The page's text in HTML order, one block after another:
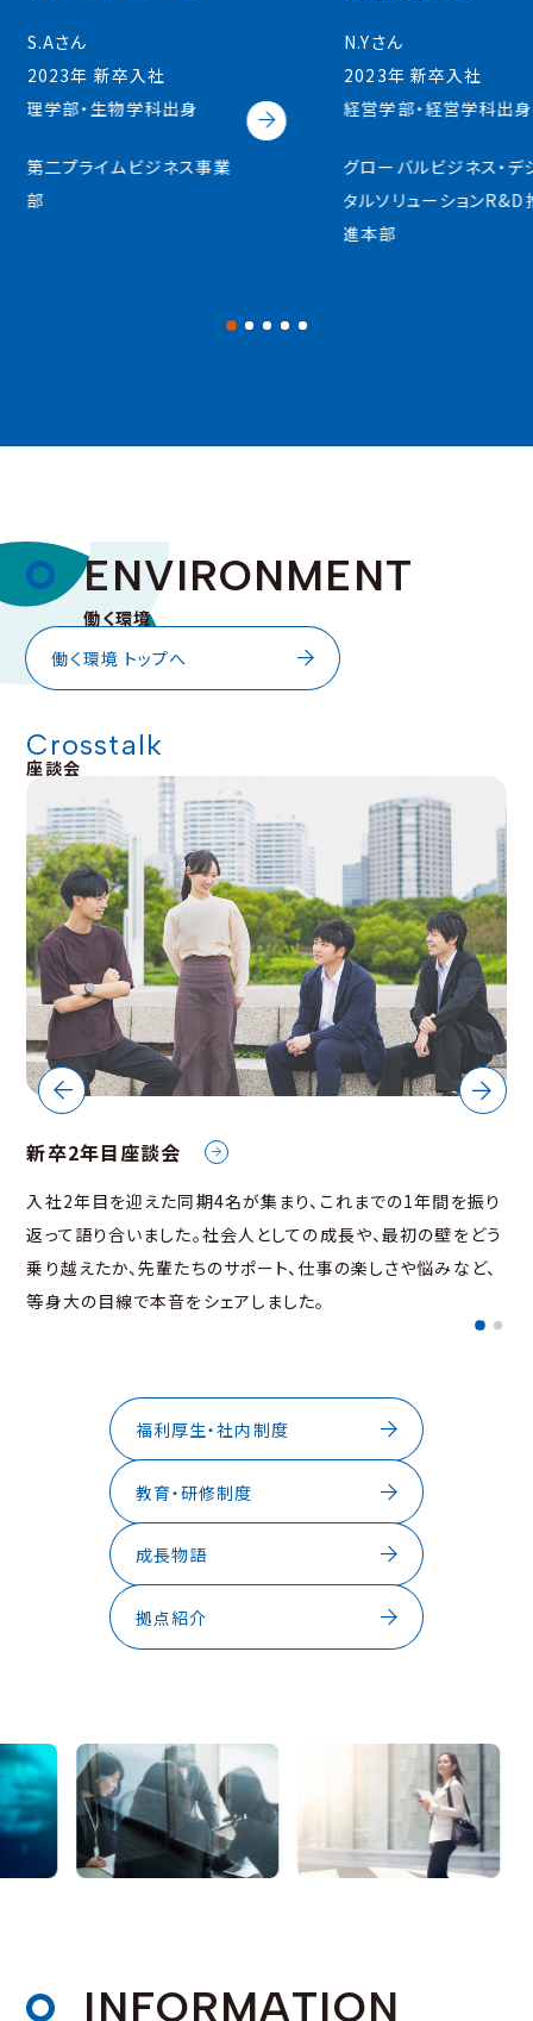
N.Yさん
2023年 新卒入社
経営学部・経営学科出身
グローバルビジネス・デジ
タルソリューションR&D推
S.Yさん
2023年 新卒入社
経営学部・経営学科出
西日本ビジネス事業部
ENVIRONMENT
働く環境
働く環境 トップへ
Crosstalk
座談会
新卒2年目座談会
入社2年目を迎えた同期4名が集まり、これまでの1年間を振り
返って語り合いました。社会人としての成長や、最初の壁をどう
乗り越えたか、先輩たちのサポート、仕事の楽しさや悩みなど、
等身大の目線で本音をシェアしました。
福利厚生・社内制度
教育・研修制度
成長物語
拠点紹介
INFORMATION